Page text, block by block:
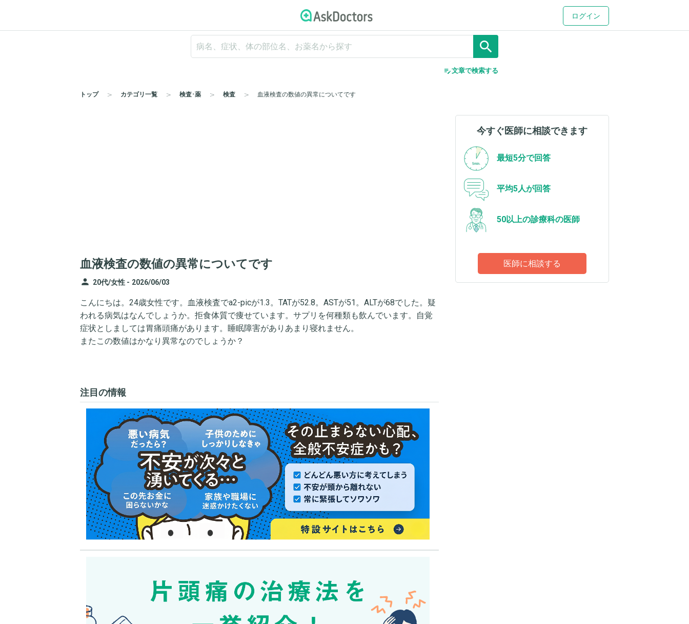
ログイン
search
edit_note文章で検索する
トップ カテゴリ一覧 検査･薬 検査 血液検査の数値の異常についてです
血液検査の数値の異常についてです
person 20代/女性 - 2026/06/03
こんにちは。24歳女性です。血液検査でa2-picが1.3。TATが52.8。ASTが51。ALTが68でした。疑
われる病気はなんでしょうか。拒食体質で痩せています。サプリを何種類も飲んでいます。自覚
症状としましては胃痛頭痛があります。睡眠障害がありあまり寝れません。
またこの数値はかなり異常なのでしょうか？
注目の情報
今すぐ医師に相談できます
最短5分で回答
平均5人が回答
50以上の診療科の医師
医師に相談する